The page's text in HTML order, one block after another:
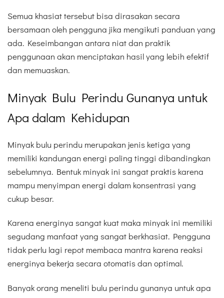
Semua khasiat tersebut bisa dirasakan secara
bersamaan oleh pengguna jika mengikuti panduan yang
ada. Keseimbangan antara niat dan praktik
penggunaan akan menciptakan hasil yang lebih efektif
dan memuaskan.
Minyak Bulu Perindu Gunanya untuk
Apa dalam Kehidupan
Minyak bulu perindu merupakan jenis ketiga yang
memiliki kandungan energi paling tinggi dibandingkan
sebelumnya. Bentuk minyak ini sangat praktis karena
mampu menyimpan energi dalam konsentrasi yang
cukup besar.
Karena energinya sangat kuat maka minyak ini memiliki
segudang manfaat yang sangat berkhasiat. Pengguna
tidak perlu lagi repot membaca mantra karena reaksi
energinya bekerja secara otomatis dan optimal.
Banyak orang meneliti bulu perindu gunanya untuk apa